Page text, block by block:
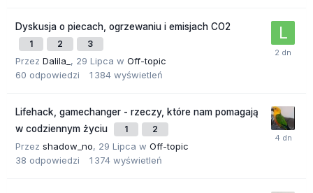
Dyskusja o piecach, ogrzewaniu i emisjach CO2
1 2 3
Przez Dalila_ , 29 Lipca w Off-topic
60 odpowiedzi 1 384 wyświetleń
Lifehack, gamechanger - rzeczy, które nam pomagają
w codziennym życiu
1 2
Przez shadow_no, 29 Lipca w Off-topic
38 odpowiedzi 1 374 wyświetleń